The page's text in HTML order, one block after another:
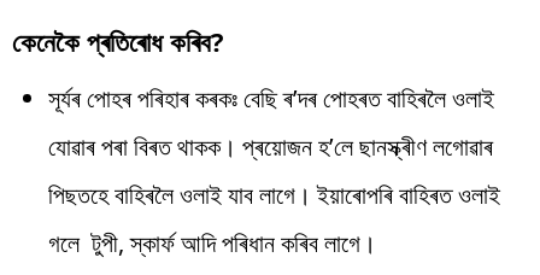
কেনেকৈ প্ৰতিৰোধ কৰিব?
সূৰ্যৰ পোহৰ পৰিহাৰ কৰকঃ বেছি ৰ’দৰ পোহৰত বাহিৰলৈ ওলাই
যোৱাৰ পৰা বিৰত থাকক। প্ৰয়োজন হ’লে ছানস্ক্ৰীণ লগোৱাৰ
পিছতহে বাহিৰলৈ ওলাই যাব লাগে। ইয়াৰোপৰি বাহিৰত ওলাই
গলে টুপী, স্কাৰ্ফ আদি পৰিধান কৰিব লাগে।